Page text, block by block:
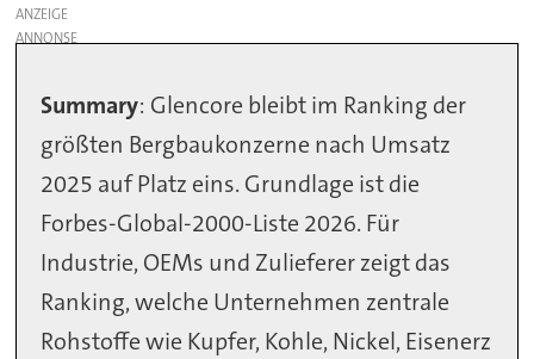
ANZEIGE
Summary: Glencore bleibt im Ranking der
größten Bergbaukonzerne nach Umsatz
2025 auf Platz eins. Grundlage ist die
Forbes-Global-2000-Liste 2026. Für
Industrie, OEMs und Zulieferer zeigt das
Ranking, welche Unternehmen zentrale
Rohstoffe wie Kupfer, Kohle, Nickel, Eisenerz